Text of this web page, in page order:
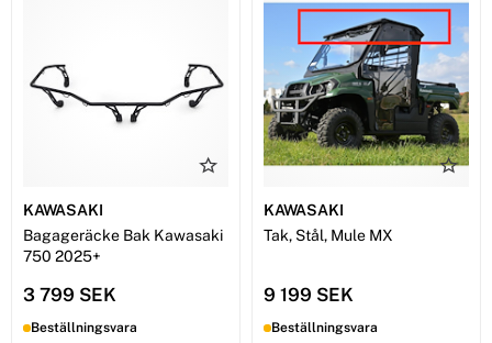
KAWASAKI
Bagageräcke Bak Kawasaki
750 2025+
3 799 SEK
Beställningsvara
KAWASAKI
Tak, Stål, Mule MX
9 199 SEK
Beställningsvara